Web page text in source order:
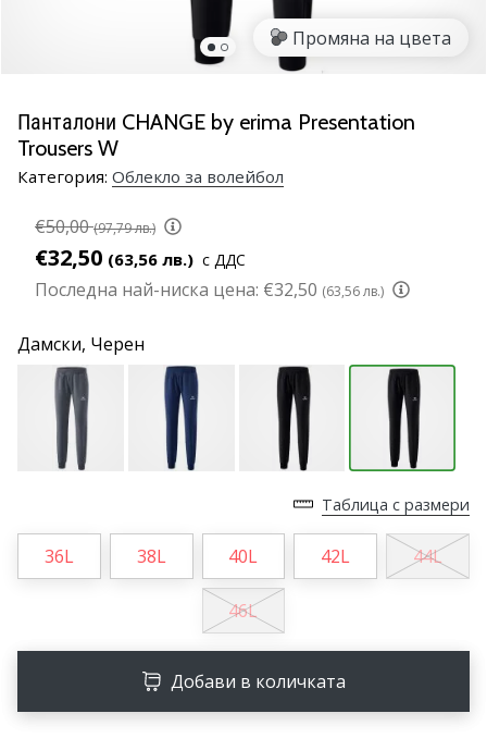
страст
като
нас?
се
като
амбасадор
на
11. 8. 2022
1 мин. четене
Партньорска
WeplayVolleyball
Имате
ли
блог,
Промяна на цвета
Панталони CHANGE by erima Presentation
Trousers W
Категория: Облекло за волейбол
€50,00 (97,79 лв.)
€32,50 (63,56 лв.) с ДДС
Последна най-ниска цена: €32,50 (63,56 лв.)
Дамски, Черен
Таблица с размери
36L 38L 40L 42L 44L
46L
Добави в количката